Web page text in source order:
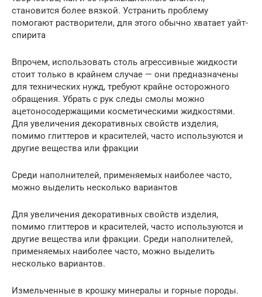
становится более вязкой. Устранить проблему
помогают растворители, для этого обычно хватает уайт-
спирита
Впрочем, использовать столь агрессивные жидкости
стоит только в крайнем случае — они предназначены
для технических нужд, требуют крайне осторожного
обращения. Убрать с рук следы смолы можно
ацетоносодержащими косметическими жидкостями.
Для увеличения декоративных свойств изделия,
помимо глиттеров и красителей, часто используются и
другие вещества или фракции
Среди наполнителей, применяемых наиболее часто,
можно выделить несколько вариантов
Для увеличения декоративных свойств изделия,
помимо глиттеров и красителей, часто используются и
другие вещества или фракции. Среди наполнителей,
применяемых наиболее часто, можно выделить
несколько вариантов.
Измельченные в крошку минералы и горные породы.